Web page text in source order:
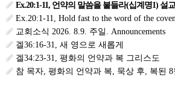
Ex.20:1-11, 언약의 말씀을 붙들라(십계명1) 설
Ex.20:1-11, Hold fast to the word of the covenant(Ten
교회소식 2026. 8.9. 주일. Announcements
겔36:16-31, 새 영으로 새롭게
겔34:23-31, 평화의 언약과 복 그리스도
참 목자, 평화의 언약과 복, 묵상 후, 복된 8월 맞이하세요(생삶,3,월)